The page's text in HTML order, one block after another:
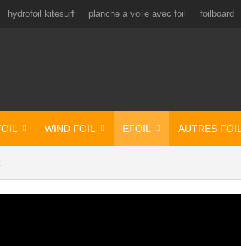
hydrofoil kitesurf planche a voile avec foil foilboard
WIND FOIL EFOIL AUTRES FOIL